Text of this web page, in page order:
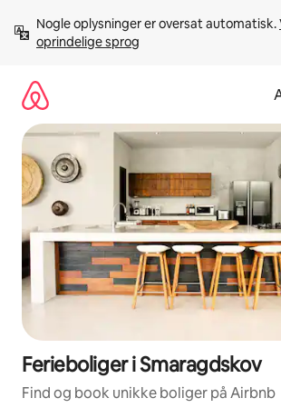
videre
Nogle oplysninger er oversat automatisk.
oprindelige sprog
Ferieboliger i Smaragdskov
Find og book unikke boliger på Airbnb